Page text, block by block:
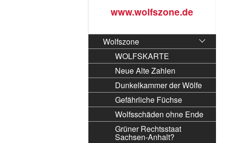
www.wolfszone.de
Wolfszone
WOLFSKARTE
Neue Alte Zahlen
Dunkelkammer der Wölfe
Gefährliche Füchse
Wolfsschäden ohne Ende
Grüner Rechtsstaat
Sachsen-Anhalt?